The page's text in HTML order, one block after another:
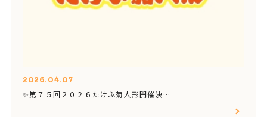
2026.04.07
✨第７５回２０２６たけふ菊人形開催決…